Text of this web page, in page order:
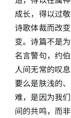
成长，得以过
诗歌体裁而改
变。诗篇不是
名言警句，约
人间无常的叹
要么是肤浅的
难，是因为我
间的共鸣，而